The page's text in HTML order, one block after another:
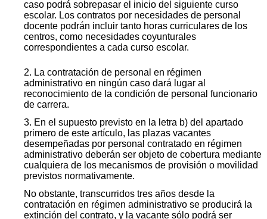
caso podrá sobrepasar el inicio del siguiente curso
escolar. Los contratos por necesidades de personal
docente podrán incluir tanto horas curriculares de los
centros, como necesidades coyunturales
correspondientes a cada curso escolar.
2. La contratación de personal en régimen
administrativo en ningún caso dará lugar al
reconocimiento de la condición de personal funcionario
de carrera.
3. En el supuesto previsto en la letra b) del apartado
primero de este artículo, las plazas vacantes
desempeñadas por personal contratado en régimen
administrativo deberán ser objeto de cobertura mediante
cualquiera de los mecanismos de provisión o movilidad
previstos normativamente.
No obstante, transcurridos tres años desde la
contratación en régimen administrativo se producirá la
extinción del contrato, y la vacante sólo podrá ser